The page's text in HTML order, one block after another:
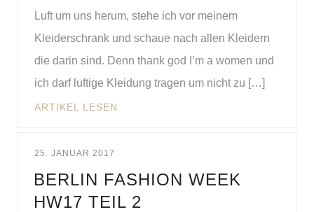
Luft um uns herum, stehe ich vor meinem
Kleiderschrank und schaue nach allen Kleidern
die darin sind. Denn thank god I’m a women und
ich darf luftige Kleidung tragen um nicht zu […]
ARTIKEL LESEN
25. JANUAR 2017
BERLIN FASHION WEEK
HW17 TEIL 2